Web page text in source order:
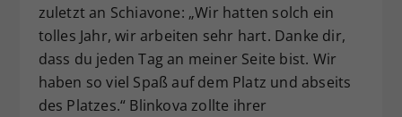
zuletzt an Schiavone: „Wir hatten solch ein
tolles Jahr, wir arbeiten sehr hart. Danke dir,
dass du jeden Tag an meiner Seite bist. Wir
haben so viel Spaß auf dem Platz und abseits
des Platzes.“ Blinkova zollte ihrer